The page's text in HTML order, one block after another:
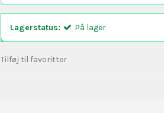
Lagerstatus: På lager
Tilføj til favoritter